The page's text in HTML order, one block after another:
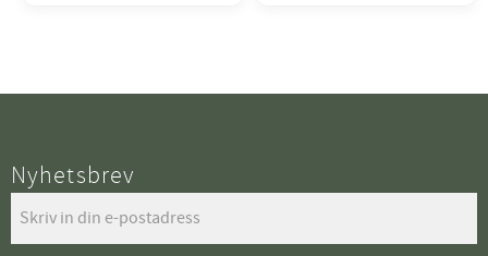
Nyhetsbrev